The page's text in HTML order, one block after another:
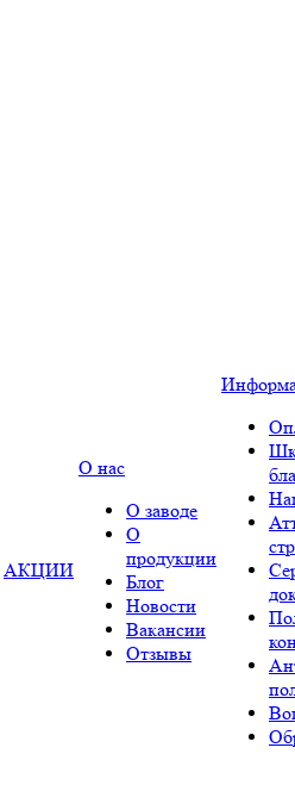
АКЦИИ
О нас
О заводе
О
продукции
Блог
Новости
Вакансии
Отзывы